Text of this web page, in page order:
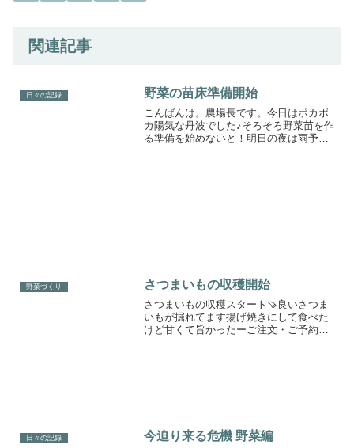
関連記事
日々の記録 野菜の苗床準備開始
こんばんは。農場長です。今日はポカポ
カ陽気な丹波でした♪そろそろ野菜苗を作
る準備を始めないと！明日の夜は雨予報
野菜づくり さつまいもの収穫開始
さつまいもの収穫スタート🍠良いさつま
いもが掘れてます揚げ焼きにして食べた
けど甘くて旨かったーご注文・ご予約は
日々の記録 今迫り来る危機 野菜編